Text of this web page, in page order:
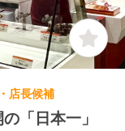
店長候補
「日本一」